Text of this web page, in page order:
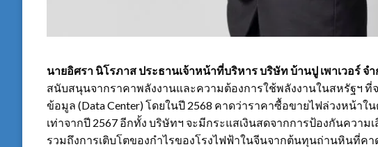
นายอิศรา นิโรภาส ประธานเจ้าหน้าที่บริหาร บริษัท บ้านปู เพาเวอร์ จ
สนับสนุนจากราคาพลังงานและความต้องการใช้พลังงานในสหรัฐฯ
ข้อมูล (Data Center) โดยในปี 2568 คาดว่าราคาซื้อขายไฟล่วงหน้าใ
เท่าจากปี 2567 อีกทั้ง บริษัทฯ จะมีกระแสเงินสดจากการป้องกันความเ
รวมถึงการเติบโตของกำไรของโรงไฟฟ้าในจีนจากต้นทุนถ่านหินที่คา